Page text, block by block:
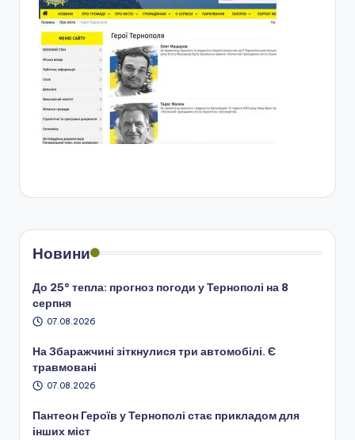
Новини
До 25° тепла: прогноз погоди у Тернополі на 8
серпня
07.08.2026
На Збаражчині зіткнулися три автомобілі. Є
травмовані
07.08.2026
Пантеон Героїв у Тернополі стає прикладом для
інших міст